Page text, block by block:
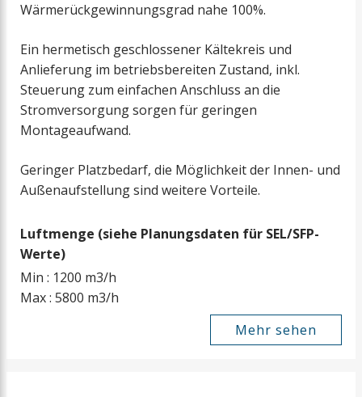
Wärmerückgewinnungsgrad nahe 100%.
Ein hermetisch geschlossener Kältekreis und
Anlieferung im betriebsbereiten Zustand, inkl.
Steuerung zum einfachen Anschluss an die
Stromversorgung sorgen für geringen
Montageaufwand.
Geringer Platzbedarf, die Möglichkeit der Innen- und
Außenaufstellung sind weitere Vorteile.
Luftmenge (siehe Planungsdaten für SEL/SFP-
Werte)
Min : 1200 m3/h
Max : 5800 m3/h
Mehr sehen